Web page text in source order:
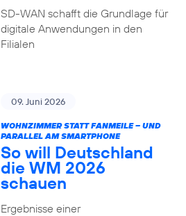
SD-WAN schafft die Grundlage für
digitale Anwendungen in den
Filialen
09. Juni 2026
WOHNZIMMER STATT FANMEILE – UND
PARALLEL AM SMARTPHONE
So will Deutschland
die WM 2026
schauen
Ergebnisse einer